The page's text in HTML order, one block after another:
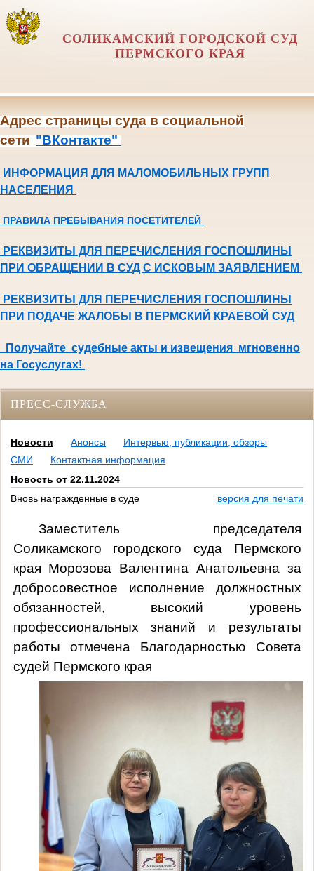
СОЛИКАМСКИЙ ГОРОДСКОЙ СУД
ПЕРМСКОГО КРАЯ
Адрес страницы суда в социальной
сети "ВКонтакте"
ИНФОРМАЦИЯ ДЛЯ МАЛОМОБИЛЬНЫХ ГРУПП
НАСЕЛЕНИЯ
ПРАВИЛА ПРЕБЫВАНИЯ ПОСЕТИТЕЛЕЙ
РЕКВИЗИТЫ ДЛЯ ПЕРЕЧИСЛЕНИЯ ГОСПОШЛИНЫ
ПРИ ОБРАЩЕНИИ В СУД С ИСКОВЫМ ЗАЯВЛЕНИЕМ
РЕКВИЗИТЫ ДЛЯ ПЕРЕЧИСЛЕНИЯ ГОСПОШЛИНЫ
ПРИ ПОДАЧЕ ЖАЛОБЫ В ПЕРМСКИЙ КРАЕВОЙ СУД
Получайте судебные акты и извещения мгновенно
на Госуслугах!
ПРЕСС-СЛУЖБА
Новости Анонсы
Интервью, публикации, обзоры
СМИ
Контактная информация
Новость от 22.11.2024
Вновь награжденные в суде
версия для печати
Заместитель председателя
Соликамского городского суда Пермского
края Морозова Валентина Анатольевна за
добросовестное исполнение должностных
обязанностей, высокий уровень
профессиональных знаний и результаты
работы отмечена Благодарностью Совета
судей Пермского края